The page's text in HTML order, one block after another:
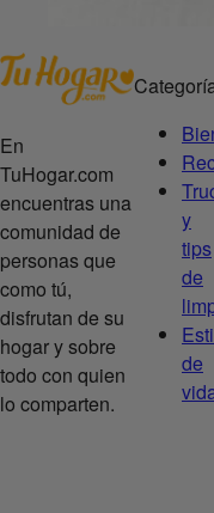
En
TuHogar.com
encuentras una
comunidad de
personas que
como tú,
disfrutan de su
hogar y sobre
todo con quien
lo comparten.
y
tips
de
de